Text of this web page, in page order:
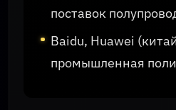
поставок
Baidu, Huawei
промышленная